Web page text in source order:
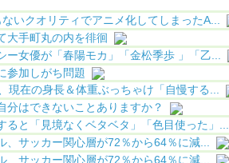
いクオリティでアニメ化してしまったA...
大手町丸の内を徘徊
ー女優が「春陽モカ」「金松季歩 」「乙...
参加しがち問題
現在の身長＆体重ぶっちゃけ「自慢する...
分はできないことありますか？
と「見境なくベタベタ」「色目使った」...
、サッカー関心層が72％から64％に減...
、サッカー関心層が72％から64％に減...